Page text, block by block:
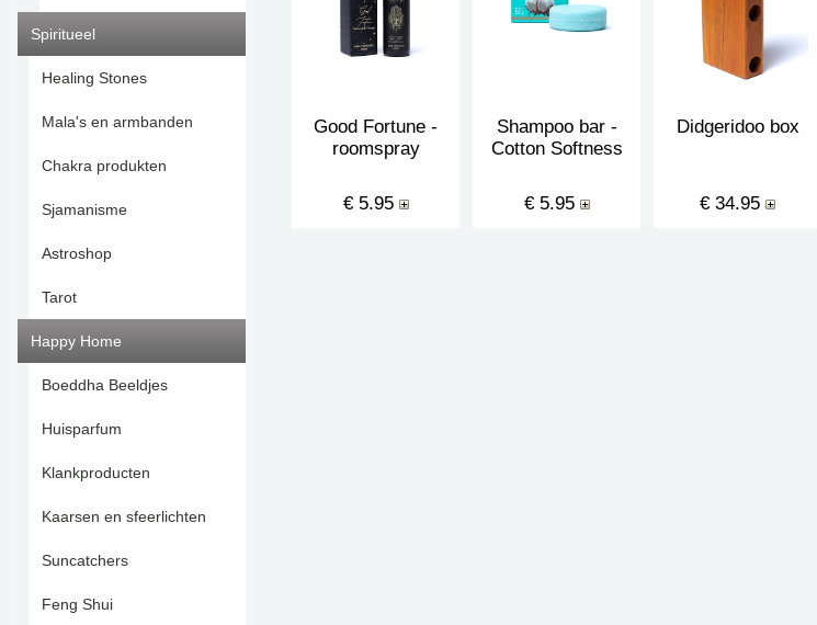
Spiritueel
Healing Stones
Mala's en armbanden
Chakra produkten
Sjamanisme
Astroshop
Tarot
Happy Home
Boeddha Beeldjes
Huisparfum
Klankproducten
Kaarsen en sfeerlichten
Suncatchers
Feng Shui
Good Fortune -
roomspray
€ 5.95
Shampoo bar -
Cotton Softness
€ 5.95
Didgeridoo box
€ 34.95